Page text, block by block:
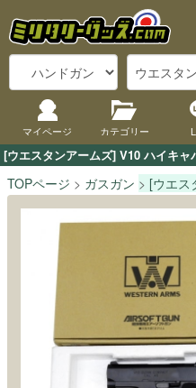
[ウエスタンアームズ] V10 ハイキ
マイページ カテゴリー
TOPページ ガスガン [ウエス